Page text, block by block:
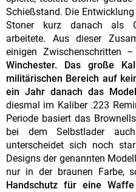
Schießstand. Die
Stoner kurz danach als
arbeitete. Aus dieser
einigen Zwischenschritten –
Winchester. Das große
militärischen Bereich auf
ein Jahr danach das
diesmal im Kaliber .223
Periode basiert das
bei dem Selbstlader
unterscheidet sich noch
Designs der genannten
nur in der braunen Farbe,
Handschutz für eine